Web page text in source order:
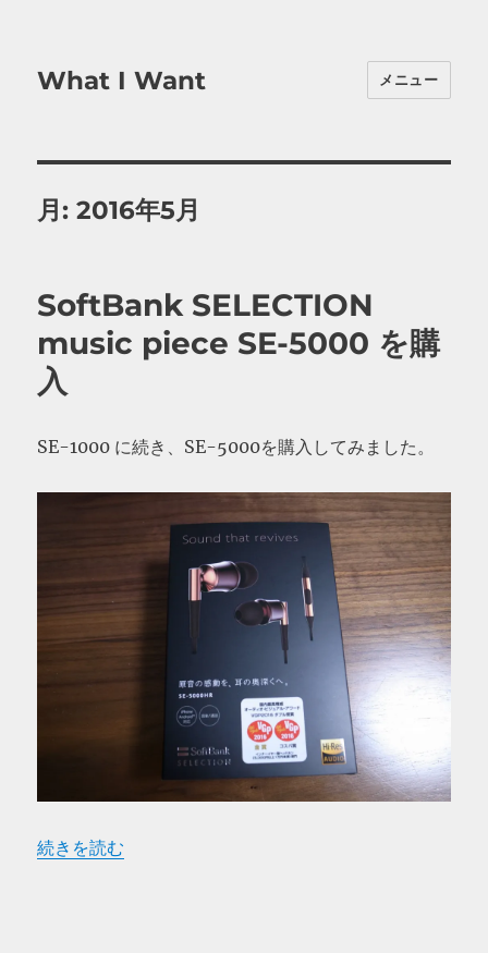
What I Want メニュー
月:2016年5月
SoftBank SELECTION
music piece SE-5000 を購
入
SE-1000 に続き、SE-5000を購入してみました。
“SoftBank SELECTION music piece SE-5000 を購入”
続きを読む